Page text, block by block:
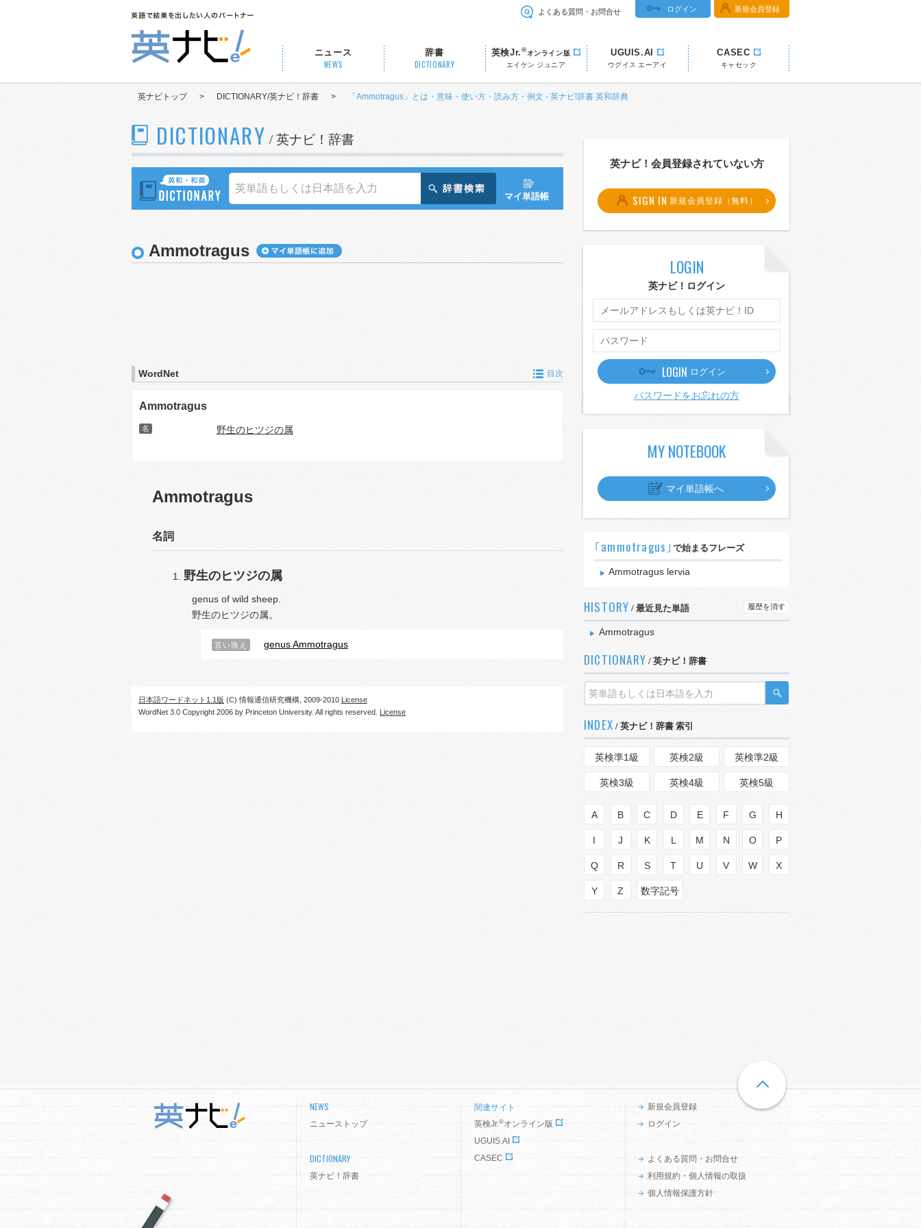
よくある質問・お問合せ ログイン 新規会員登録
ニュース
NEWS
辞書
DICTIONARY
英検Jr.®オンライン版
エイケン ジュニア
UGUIS.AI
ウグイス エーアイ
CASEC
キャセック
英ナビトップ > DICTIONARY/英ナビ！辞書 > 「Ammotragus」とは・意味・使い方・読み方・例文 - 英ナビ!辞書 英和辞典
DICTIONARY / 英ナビ！辞書
マイ単語帳
Ammotragus
WordNet 目次
Ammotragus
名 野生のヒツジの属
Ammotragus
名詞
野生のヒツジの属
genus of wild sheep.
野生のヒツジの属。
言い換え genus Ammotragus
日本語ワードネット1.1版 (C) 情報通信研究機構, 2009-2010 License
WordNet 3.0 Copyright 2006 by Princeton University. All rights reserved. License
英ナビ！会員登録されていない方
SIGN IN 新規会員登録（無料）
LOGIN
英ナビ！ログイン
LOGIN ログイン
パスワードをお忘れの方
MY NOTEBOOK
マイ単語帳へ
｢ammotragus｣で始まるフレーズ
Ammotragus lervia
HISTORY / 最近見た単語 履歴を消す
Ammotragus
DICTIONARY / 英ナビ！辞書
INDEX / 英ナビ！辞書 索引
英検準1級 英検2級 英検準2級
英検3級 英検4級 英検5級
A B C D E F G H
I J K L M N O P
Q R S T U V W X
Y Z 数字記号
NEWS
ニューストップ
DICTIONARY
英ナビ！辞書
関連サイト
英検Jr.®オンライン版
UGUIS.AI
CASEC
新規会員登録
ログイン
よくある質問・お問合せ
利用規約・個人情報の取扱
個人情報保護方針